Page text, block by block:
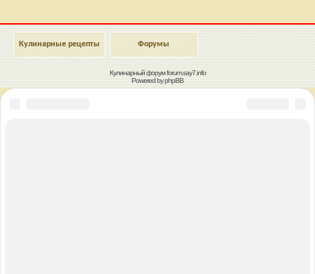
Кулинарные рецепты Форумы
Кулинарный форумforum.say7.info
Powered byphpBB